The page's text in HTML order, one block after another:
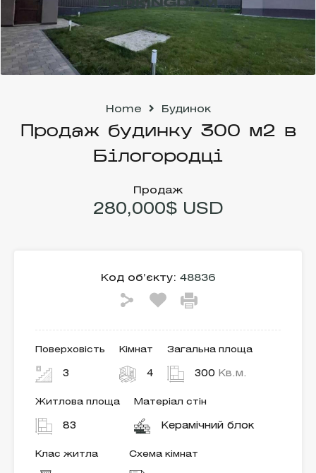
Home Будинок
Продаж будинку 300 м2 в
Білогородці
Продаж
280,000$ USD
Код об’єкту: 48836
Поверховість
3
Кімнат
4
Загальна площа
300 Кв.м.
Житлова площа
83
Матеріал стін
Керамічний блок
Клас житла Схема кімнат